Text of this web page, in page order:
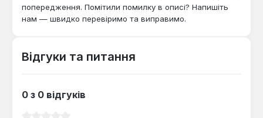
підвищеної вологості, а естетичний вигляд
гармонійно доповнить інтер'єр.
попередження. Помітили помилку в описі? Напишіть
нам — швидко перевіримо та виправимо.
Відгуки та питання
0 з 0 відгуків